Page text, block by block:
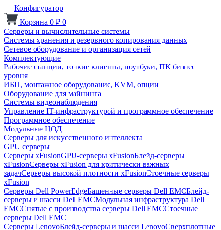
Конфигуратор
Корзина 0 ₽ 0
Серверы и вычислительные системы
Системы хранения и резервного копирования данных
Сетевое оборудование и организация сетей
Комплектующие
Рабочие станции, тонкие клиенты, ноутбуки, ПК бизнес
уровня
ИБП, монтажное оборудование, KVM, опции
Оборудование для майнинга
Системы видеонаблюдения
Управление IT-инфраструктурой и программное обеспечение
Программное обеспечение
Модульные ЦОД
Серверы для искусственного интеллекта
GPU серверы
Серверы xFusionGPU-серверы xFusionБлейд-серверы
xFusionСерверы xFusion для критически важных
задачСерверы высокой плотности xFusionСтоечные серверы
xFusion
Серверы Dell PowerEdgeБашенные серверы Dell EMCБлейд-
серверы и шасси Dell EMCМодульная инфраструктура Dell
EMCСнятые с производства серверы Dell EMCСтоечные
серверы Dell EMC
Серверы LenovoБлейд-серверы и шасси LenovoСверхплотные